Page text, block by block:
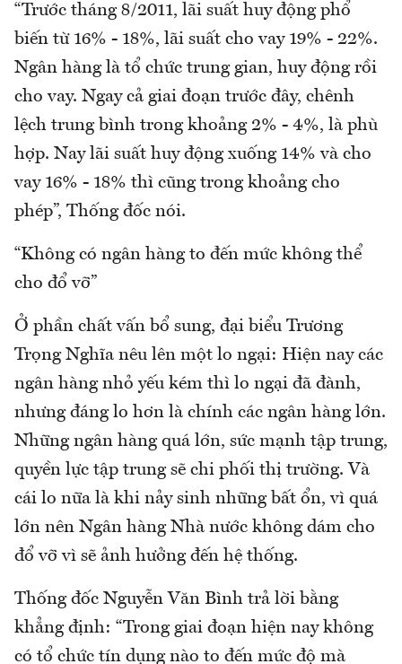
“Trước tháng 8/2011, lãi suất huy động phổ
biến từ 16% - 18%, lãi suất cho vay 19% - 22%.
Ngân hàng là tổ chức trung gian, huy động rồi
cho vay. Ngay cả giai đoạn trước đây, chênh
lệch trung bình trong khoảng 2% - 4%, là phù
hợp. Nay lãi suất huy động xuống 14% và cho
vay 16% - 18% thì cũng trong khoảng cho
phép”, Thống đốc nói.
“Không có ngân hàng to đến mức không thể
cho đổ vỡ”
Ở phần chất vấn bổ sung, đại biểu Trương
Trọng Nghĩa nêu lên một lo ngại: Hiện nay các
ngân hàng nhỏ yếu kém thì lo ngại đã đành,
nhưng đáng lo hơn là chính các ngân hàng lớn.
Những ngân hàng quá lớn, sức mạnh tập trung,
quyền lực tập trung sẽ chi phối thị trường. Và
cái lo nữa là khi nảy sinh những bất ổn, vì quá
lớn nên Ngân hàng Nhà nước không dám cho
đổ vỡ vì sẽ ảnh hưởng đến hệ thống.
Thống đốc Nguyễn Văn Bình trả lời bằng
khẳng định: “Trong giai đoạn hiện nay không
có tổ chức tín dụng nào to đến mức độ mà